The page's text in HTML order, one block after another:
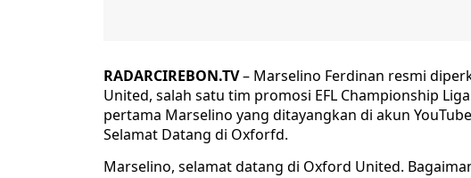
RADARCIREBON.TV– Marselino Ferdinan resmi
United, salah satu tim promosi EFL Championship
pertama Marselino yang ditayangkan di akun
Selamat Datang di Oxforfd.
Marselino, selamat datang di Oxford United.